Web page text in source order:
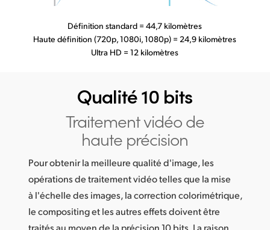
Définition standard = 44,7 kilomètres
Haute définition (720p, 1080i, 1080p) = 24,9 kilomètres
Ultra HD = 12 kilomètres
Qualité 10 bits
Traitement vidéode
haute précision
Pour obtenir la meilleure qualité d'image, les
opérations de traitement vidéo telles que la mise
à l'échelle des images, la correction colorimétrique,
le compositing et les autres effets doivent être
traités au moyen de la précision 10 bits. La raison